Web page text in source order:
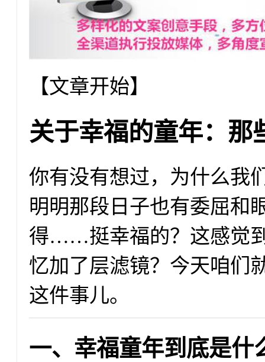
【文章开始】
关于幸福的童年：那
你有没有想过，为什么我
明明那段日子也有委屈和
得……挺幸福的？这感觉
忆加了层滤镜？今天咱们
这件事儿。
一、幸福童年到底是什